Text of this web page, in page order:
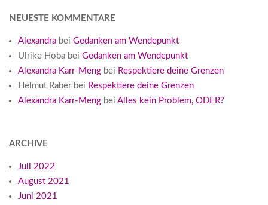
NEUESTE KOMMENTARE
Alexandra bei Gedanken am Wendepunkt
Ulrike Hoba bei Gedanken am Wendepunkt
Alexandra Karr-Meng bei Respektiere deine Grenzen
Helmut Raberbei Respektiere deine Grenzen
Alexandra Karr-Meng bei Alles kein Problem, ODER?
ARCHIVE
Juli 2022
August 2021
Juni 2021